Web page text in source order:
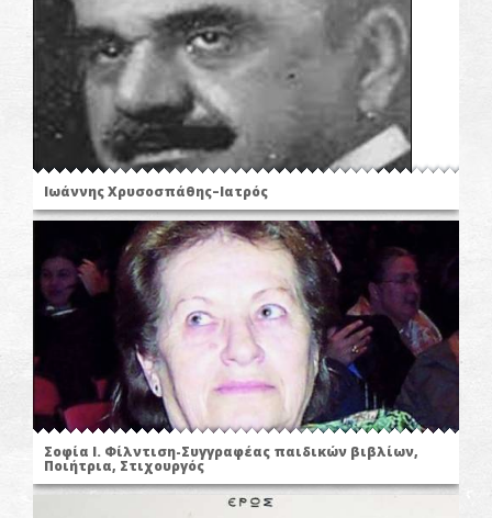
Ιωάννης Χρυσοσπάθης–Ιατρός
Σοφία Ι. Φίλντιση-Συγγραφέας παιδικών βιβλίων,
Ποιήτρια, Στιχουργός